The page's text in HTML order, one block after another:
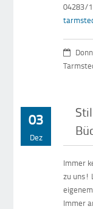
03
Dez
Immer
zu uns!
Immer